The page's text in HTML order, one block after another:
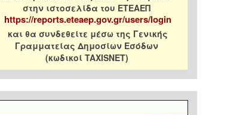
στην ιστοσελίδα του ΕΤΕΑΕΠ
https://reports.eteaep.gov.gr/users/login
και θα συνδεθείτε μέσω της Γενικής
Γραμματείας Δημοσίων Εσόδων
(κωδικοί TAXISNET)